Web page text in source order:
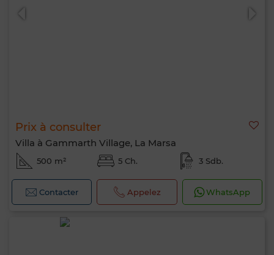
Prix à consulter
Villa à Gammarth Village, La Marsa
500 m² 5 Ch. 3 Sdb.
Contacter Appelez WhatsApp